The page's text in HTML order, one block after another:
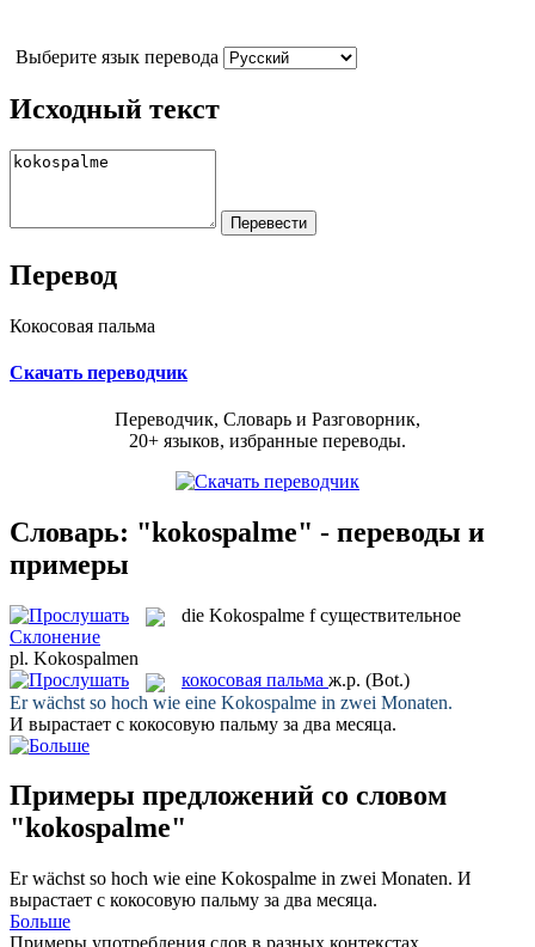
Выберите язык перевода
Исходный текст
Перевод
Кокосовая пальма
Скачать переводчик
Переводчик, Словарь и Разговорник,
20+ языков, избранные переводы.
Словарь: "kokospalme" - переводы и
примеры
die Kokospalme f существительное
Склонение
pl. Kokospalmen
кокосовая пальма ж.р. (Bot.)
Er wächst so hoch wie eine Kokospalme in zwei Monaten.
И вырастает с кокосовую пальму за два месяца.
Примеры предложений со словом
"kokospalme"
Er wächst so hoch wie eine Kokospalme in zwei Monaten. И
вырастает с кокосовую пальму за два месяца.
Больше